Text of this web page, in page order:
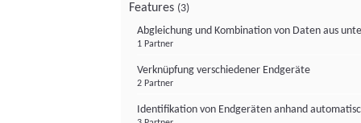
Features (3)
Abgleichung und Kombination von Daten aus
1 Partner
Verknüpfung verschiedener Endgeräte
2 Partner
Identifikation von Endgeräten anhand